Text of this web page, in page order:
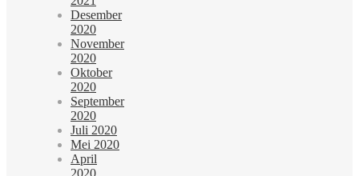
Desember
2020
November
2020
Oktober
2020
September
2020
Juli 2020
Mei 2020
April
2020